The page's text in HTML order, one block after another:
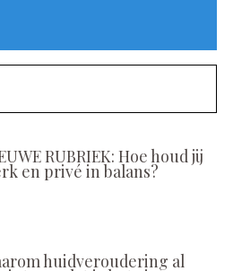
RUBRIEK: Hoe houd jij
en privé in balans?
huidveroudering al